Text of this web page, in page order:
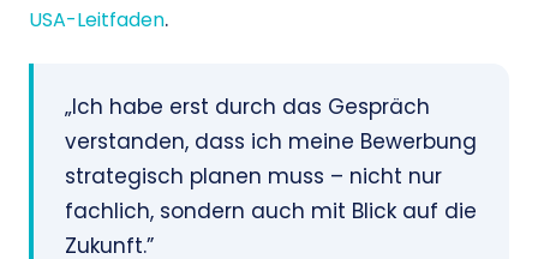
USA-Leitfaden.
„Ich habe erst durch das Gespräch
verstanden, dass ich meine Bewerbung
strategisch planen muss – nicht nur
fachlich, sondern auch mit Blick auf die
Zukunft.”